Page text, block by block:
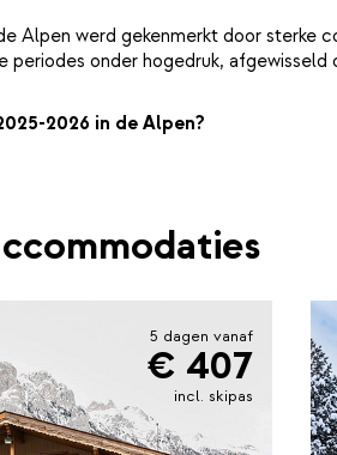
Alpen werd gekenmerkt door sterke
periodes onder hogedruk,
2026 in de Alpen?
5 dagen vanaf
€ 407
incl. skipas